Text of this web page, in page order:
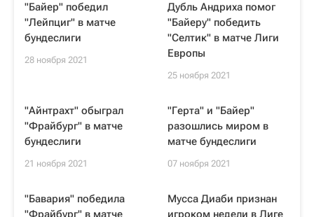
"Байер" победил
"Лейпциг" в матче
бундеслиги
28 ноября 2021
Дубль Андриха помог
"Байеру" победить
"Селтик" в матче Лиги
Европы
25 ноября 2021
"Айнтрахт" обыграл
"Фрайбург" в матче
бундеслиги
21 ноября 2021
"Герта" и "Байер"
разошлись миром в
матче бундеслиги
07 ноября 2021
"Бавария" победила
"Фрайбург" в матче
Мусса Диаби признан
игроком недели в Лиге